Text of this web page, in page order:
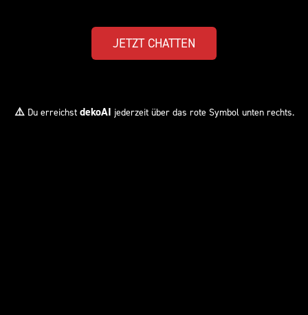
JETZT CHATTEN
⚠️ Du erreichst dekoAI jederzeit über das rote Symbol unten rechts.